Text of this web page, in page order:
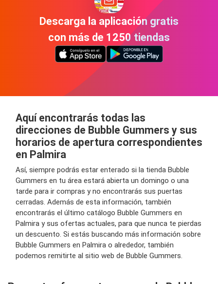
Descarga la aplicación gratis
con más de 1250 tiendas
Aquí encontrarás todas las
direcciones de Bubble Gummers y sus
horarios de apertura correspondientes
en Palmira
Así, siempre podrás estar enterado si la tienda Bubble
Gummers en tu área estará abierta un domingo o una
tarde para ir compras y no encontrarás sus puertas
cerradas. Además de esta información, también
encontrarás el último catálogo Bubble Gummers en
Palmira y sus ofertas actuales, para que nunca te pierdas
un descuento. Si estás buscando más información sobre
Bubble Gummers en Palmira o alrededor, también
podemos remitirte al sitio web de Bubble Gummers.